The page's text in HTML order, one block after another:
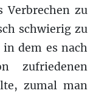
Verbrechen zu
schwierig zu
dem es nach
zufriedenen
zumal man